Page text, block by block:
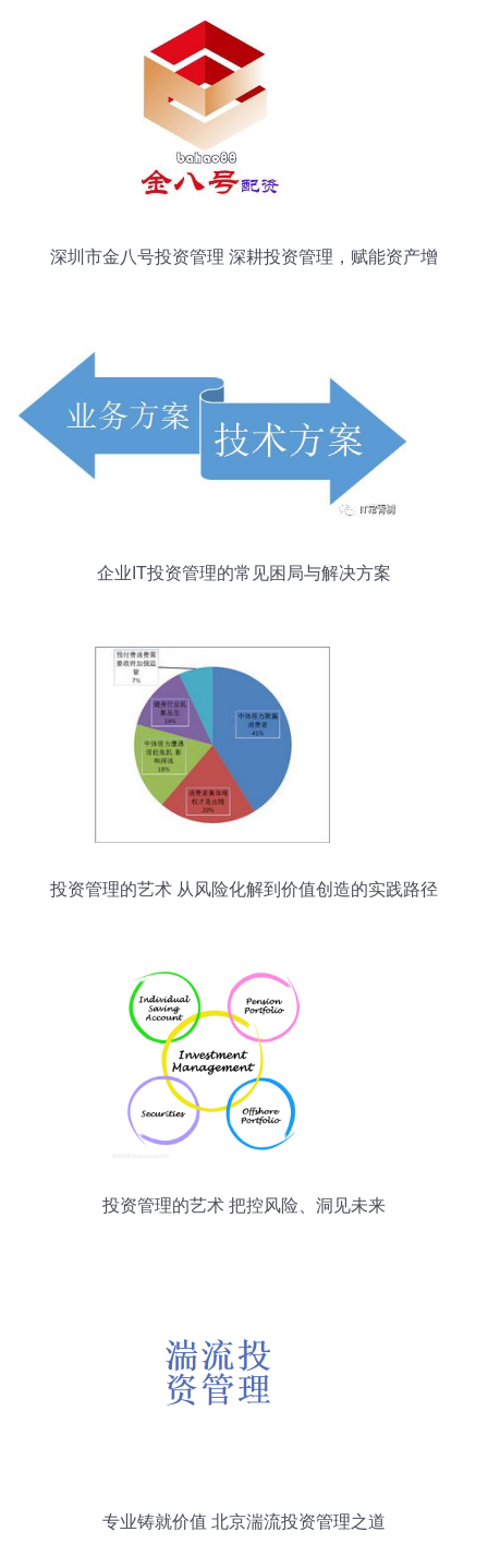
深圳市金八号投资管理 深耕投资管理，赋能资产增
企业IT投资管理的常见困局与解决方案
投资管理的艺术 从风险化解到价值创造的实践路径
投资管理的艺术 把控风险、洞见未来
专业铸就价值 北京湍流投资管理之道